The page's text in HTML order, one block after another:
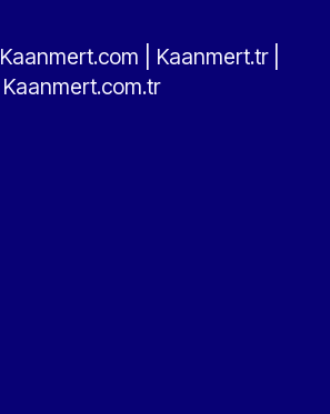
Kaanmert.com Kaanmert.tr|
Kaanmert.com.tr